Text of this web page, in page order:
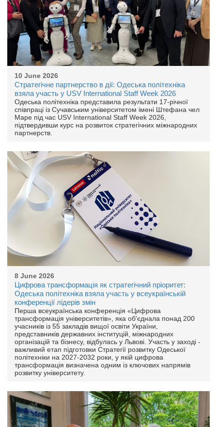
10 June 2026
Стратегічне партнерство в дії: Одеська політехніка
взяла участь у USV International Staff Week 2026
Одеська політехніка представила результати 17-річної
співпраці із Сучавським університетом імені Штефана чел
Маре під час USV International Staff Week 2026,
підтвердивши курс на розвиток стратегічних міжнародних
партнерств.
8 June 2026
Цифрова трансформація як стратегічний пріоритет:
Одеська політехніка взяла участь у всеукраїнській
конференції лідерів змін
Перша всеукраїнська конференція «Цифрова
трансформація університетів», яка об'єднала понад 200
учасників із 55 закладів вищої освіти України,
представників державних інституцій, міжнародних
організацій та бізнесу, відбулась у Львові. Участь у заході -
важливий етап підготовки Стратегії розвитку Одеської
політехніки на 2027-2032 роки, у якій цифрова
трансформація визначена одним із ключових напрямів
розвитку університету.